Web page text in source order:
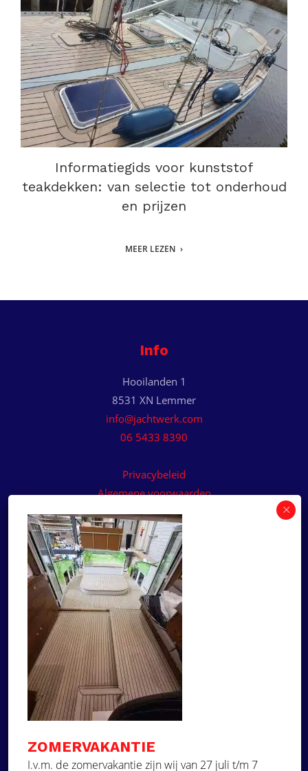
Informatiegids voor kunststof
teakdekken: van selectie tot onderhoud
en prijzen
MEER LEZEN
Info
Hooilanden 1
8531 XN Lemmer
info@jachtwerk.com
06 5433 8390
Privacybeleid
Algemene voorwaarden
Algemene voorwaarden paneelservice
Offerte aanvragen
Wilt u een prijsvoorstel op maat ontvangen voor
een kunststof teakdek voor uw boot? Vraag een
vrijblijvende offerte aan!
Offerte aanvragen
Ga naar
Over ons
Projecten
ZOMERVAKANTIE
I.v.m. de zomervakantie zijn wij van 27 juli t/m 7
Deze website maakt
gebruik van cookies.
Deze website gebruikt cookies om uw
gebruikerservaring te verbeteren. Door
onze website te gebruiken, stemt u in met
alle cookies in overeenstemming met ons
STRIKT NOODZAKELIJK